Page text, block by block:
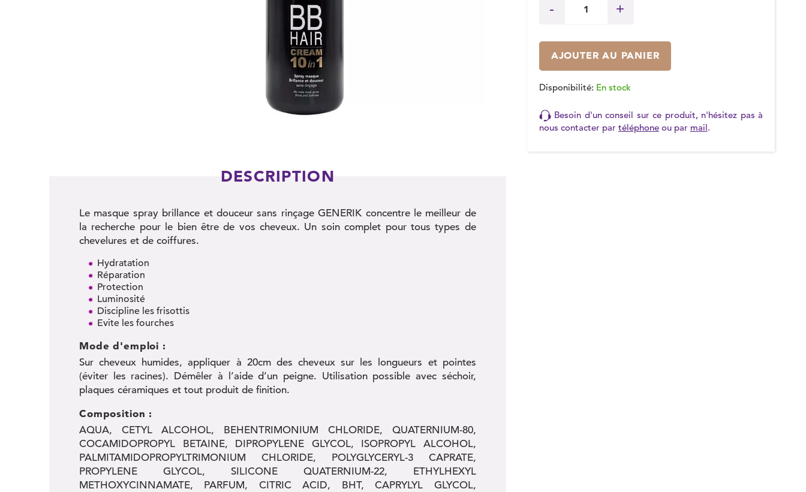
AJOUTER AU PANIER
Disponibilité: En stock
Besoin d'un conseil sur ce produit, n'hésitez pas à
nous contacter par téléphoneou par mail.
DESCRIPTION
Le masque spray brillance et douceur sans rinçage GENERIK concentre le meilleur de
la recherche pour le bien être de vos cheveux. Un soin complet pour tous types de
chevelures et de coiffures.
Hydratation
Réparation
Protection
Luminosité
Discipline les frisottis
Evite les fourches
Mode d'emploi :
Sur cheveux humides, appliquer à 20cm des cheveux sur les longueurs et pointes
(éviter les racines). Démêler à l’aide d’un peigne. Utilisation possible avec séchoir,
plaques céramiques et tout produit de finition.
Composition :
AQUA, CETYL ALCOHOL, BEHENTRIMONIUM CHLORIDE, QUATERNIUM-80,
COCAMIDOPROPYL BETAINE, DIPROPYLENE GLYCOL, ISOPROPYL ALCOHOL,
PALMITAMIDOPROPYLTRIMONIUM CHLORIDE, POLYGLYCERYL-3 CAPRATE,
PROPYLENE GLYCOL, SILICONE QUATERNIUM-22, ETHYLHEXYL
METHOXYCINNAMATE, PARFUM, CITRIC ACID, BHT, CAPRYLYL GLYCOL,